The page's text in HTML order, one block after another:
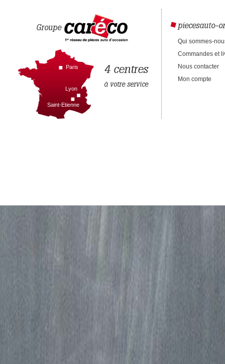
Groupe
4 centres
à votre service
Paris
Lyon
Saint-Etienne
piecesauto-
Qui sommes-
Commandes et
Nous contacter
Mon compte